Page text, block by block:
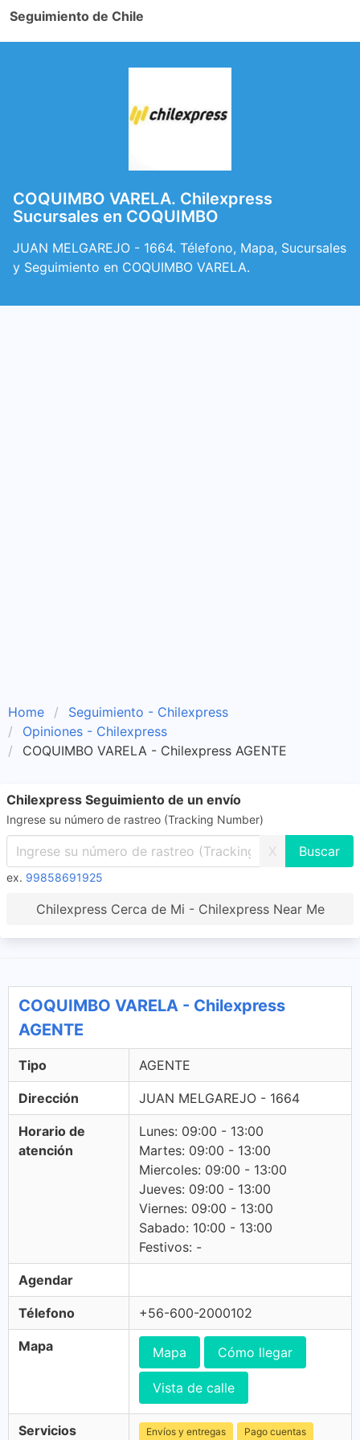
Seguimiento de Chile
COQUIMBO VARELA. Chilexpress
Sucursales en COQUIMBO
JUAN MELGAREJO - 1664. Télefono, Mapa, Sucursales
y Seguimiento en COQUIMBO VARELA.
Home
Seguimiento - Chilexpress
Opiniones - Chilexpress
COQUIMBO VARELA - Chilexpress AGENTE
Chilexpress Seguimiento de un envío
Ingrese su número de rastreo (Tracking Number)
X
ex. 99858691925
Chilexpress Cerca de Mi - Chilexpress Near Me
COQUIMBO VARELA - Chilexpress
AGENTE
Tipo AGENTE
Dirección JUAN MELGAREJO - 1664
Horario de
atención
Lunes: 09:00 - 13:00
Martes: 09:00 - 13:00
Miercoles: 09:00 - 13:00
Jueves: 09:00 - 13:00
Viernes: 09:00 - 13:00
Sabado: 10:00 - 13:00
Festivos: -
Agendar
Télefono +56-600-2000102
Mapa Mapa Cómo llegar
Vista de calle
Servicios Envíos y entregas
Pago cuentas